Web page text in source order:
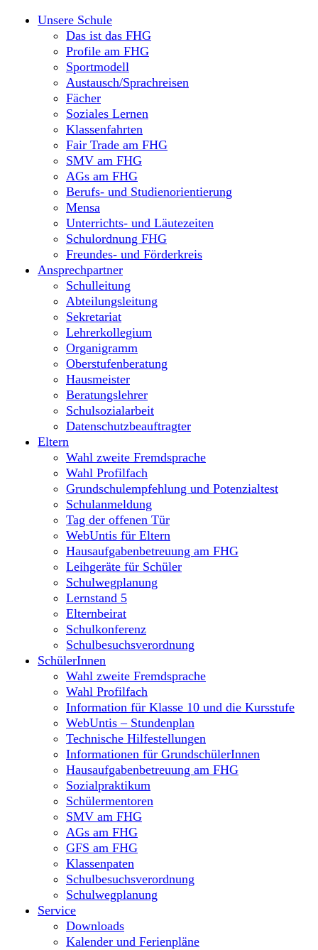
Unsere Schule
Das ist das FHG
Profile am FHG
Sportmodell
Austausch/Sprachreisen
Fächer
Soziales Lernen
Klassenfahrten
Fair Trade am FHG
SMV am FHG
AGs am FHG
Berufs- und Studienorientierung
Mensa
Unterrichts- und Läutezeiten
Schulordnung FHG
Freundes- und Förderkreis
Ansprechpartner
Schulleitung
Abteilungsleitung
Sekretariat
Lehrerkollegium
Organigramm
Oberstufenberatung
Hausmeister
Beratungslehrer
Schulsozialarbeit
Datenschutzbeauftragter
Eltern
Wahl zweite Fremdsprache
Wahl Profilfach
Grundschulempfehlung und Potenzialtest
Schulanmeldung
Tag der offenen Tür
WebUntis für Eltern
Hausaufgabenbetreuung am FHG
Leihgeräte für Schüler
Schulwegplanung
Lernstand 5
Elternbeirat
Schulkonferenz
Schulbesuchsverordnung
SchülerInnen
Wahl zweite Fremdsprache
Wahl Profilfach
Information für Klasse 10 und die Kursstufe
WebUntis – Stundenplan
Technische Hilfestellungen
Informationen für GrundschülerInnen
Hausaufgabenbetreuung am FHG
Sozialpraktikum
Schülermentoren
SMV am FHG
AGs am FHG
GFS am FHG
Klassenpaten
Schulbesuchsverordnung
Schulwegplanung
Service
Downloads
Kalender und Ferienpläne